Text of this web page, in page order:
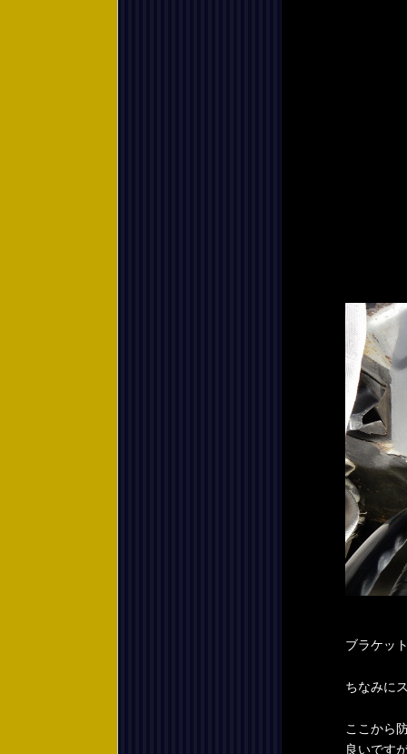
ブラケッ
ちなみに
ここから
良いです